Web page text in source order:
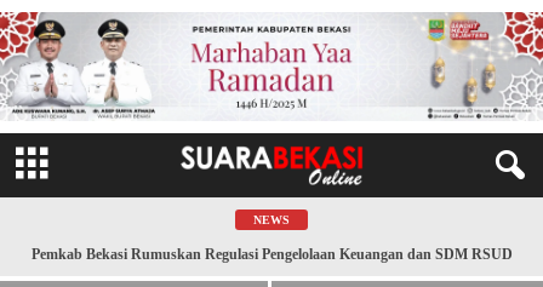
NEWS
Pemkab Bekasi Rumuskan Regulasi Pengelolaan Keuangan dan SDM RSUD
Pemkab Bekasi Rumuskan Regulasi Pengelolaan
Keuangan dan SDM RSUD
Redaksi Suara Bekasi - 2-Oktober-2025